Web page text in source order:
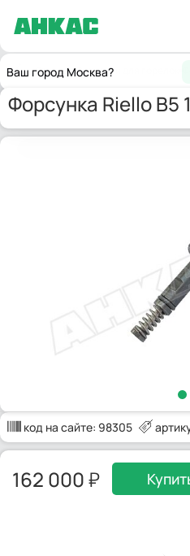
Ваш город Москва?
ГлавнаяЗапчасти для горелок
Форсунка Riello B5
код на сайте: 98305
162 000